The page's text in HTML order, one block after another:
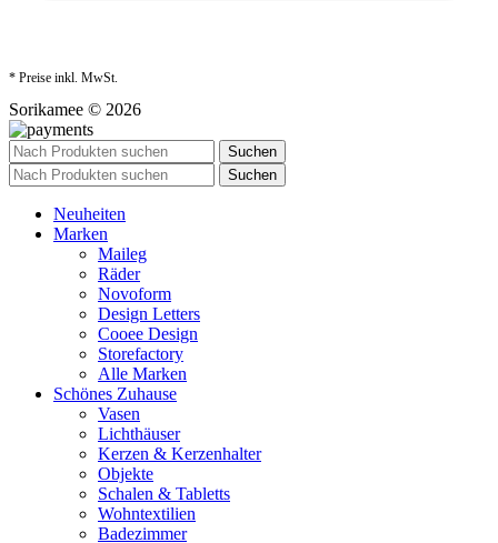
* Preise inkl. MwSt.
Sorikamee © 2026
Suchen
Suchen
Neuheiten
Marken
Maileg
Räder
Novoform
Design Letters
Cooee Design
Storefactory
Alle Marken
Schönes Zuhause
Vasen
Lichthäuser
Kerzen & Kerzenhalter
Objekte
Schalen & Tabletts
Wohntextilien
Badezimmer